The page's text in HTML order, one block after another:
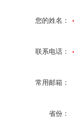
您的姓名：
联系电话：
常用邮箱：
省份：